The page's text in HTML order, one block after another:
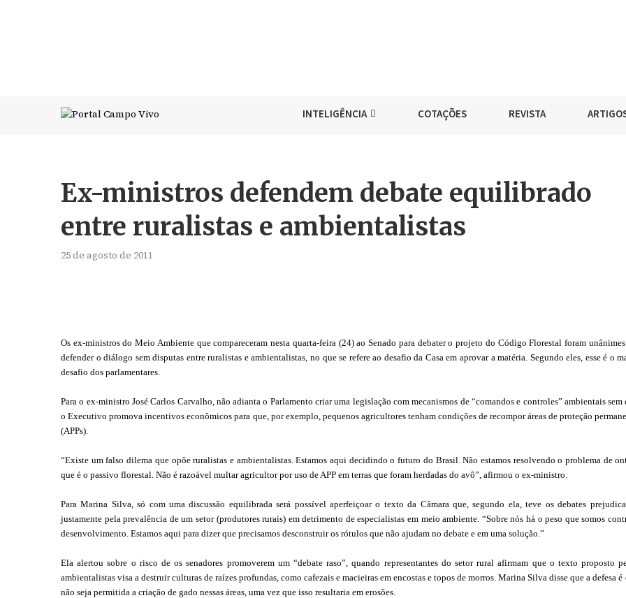
INTELIGÊNCIA COTAÇÕES REVISTA
Ex-ministros defendem debate equilibrado
entre ruralistas e ambientalistas
25 de agosto de 2011
Os ex-ministros do Meio Ambiente que compareceram nesta quarta-feira (24) ao Senado para debater o projeto do Código Florestal foram
defender o diálogo sem disputas entre ruralistas e ambientalistas, no que se refere ao desafio da Casa em aprovar a matéria. Segundo eles, esse é o
desafio dos parlamentares.
Para o ex-ministro José Carlos Carvalho, não adianta o Parlamento criar uma legislação com mecanismos de “comandos e controles” ambientais sem
o Executivo promova incentivos econômicos para que, por exemplo, pequenos agricultores tenham condições de recompor áreas de proteção
(APPs).
“Existe um falso dilema que opõe ruralistas e ambientalistas. Estamos aqui decidindo o futuro do Brasil. Não estamos resolvendo o problema de
que é o passivo florestal. Não é razoável multar agricultor por uso de APP em terras que foram herdadas do avô”, afirmou o ex-ministro.
Para Marina Silva, só com uma discussão equilibrada será possível aperfeiçoar o texto da Câmara que, segundo ela, teve os debates
justamente pela prevalência de um setor (produtores rurais) em detrimento de especialistas em meio ambiente. “Sobre nós há o peso que somos
desenvolvimento. Estamos aqui para dizer que precisamos desconstruir os rótulos que não ajudam no debate e em uma solução.”
Ela alertou sobre o risco de os senadores promoverem um “debate raso”, quando representantes do setor rural afirmam que o texto proposto
ambientalistas visa a destruir culturas de raízes profundas, como cafezais e macieiras em encostas e topos de morros. Marina Silva disse que a defesa é
não seja permitida a criação de gado nessas áreas, uma vez que isso resultaria em erosões.